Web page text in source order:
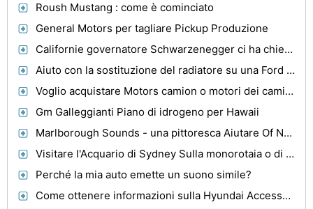
Roush Mustang : come è cominciato
General Motors per tagliare Pickup Produzione
Californie governatore Schwarzenegger ci ha chiesto d'automobili per andare verde
Aiuto con la sostituzione del radiatore su una Ford Focus
Voglio acquistare Motors camion o motori dei camion? Trovare in Automotix
Gm Galleggianti Piano di idrogeno per Hawaii
Marlborough Sounds - una pittoresca Aiutare Of Nature
Visitare l'Acquario di Sydney Sulla monorotaia o di metropolitana leggera
Perché la mia auto emette un suono simile?
Come ottenere informazioni sulla Hyundai Accessori